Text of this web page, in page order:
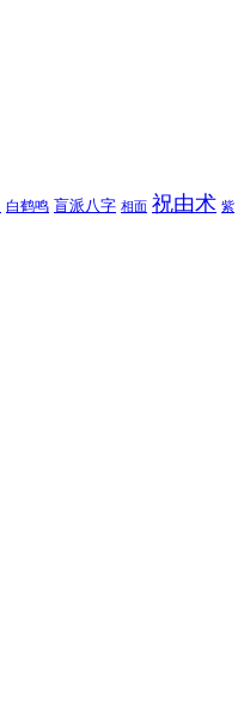
白鹤鸣 盲派八字 相面 祝由术 紫